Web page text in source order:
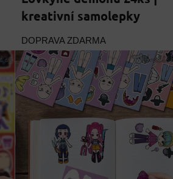
kreativní samolepky
DOPRAVA ZDARMA